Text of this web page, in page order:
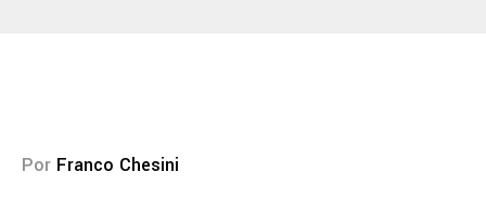
Por Franco Chesini